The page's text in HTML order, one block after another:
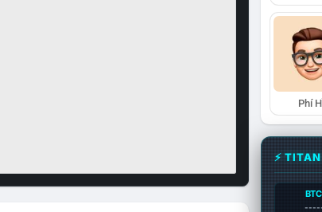
Phí
⚡
BTC